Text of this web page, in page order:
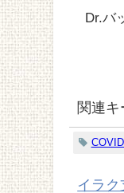
Dr.バ
関連キ
イラク